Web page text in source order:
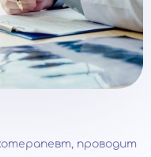
проводит